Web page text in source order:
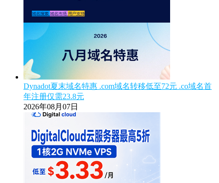
Dynadot夏末域名特惠 .com域名转移低至72元 .co域名首
年注册仅需23.8元
2026年08月07日